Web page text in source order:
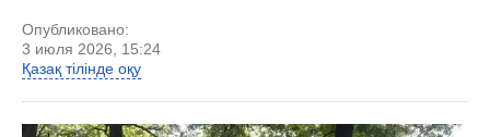
Опубликовано:
3 июля 2026, 15:24
Қазақ тілінде оқу